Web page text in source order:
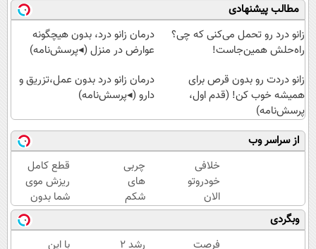
مطالب پیشنهادی
زانو درد رو تحمل می‌کنی که چی؟
راه‌حلش همین‌جاست!
درمان زانو درد، بدون هیچگونه
عوارض در منزل (◂پرسش‌نامه)
زانو دردت رو بدون قرص برای
همیشه خوب کن! (قدم اول،
پرسش‌نامه)
درمان زانو درد بدون عمل،تزریق و
دارو (◂پرسش‌نامه)
از سراسر وب
خلافی
خودروتو
الان
ببین، با
پلاک و
کد
چربی
های
شکم
پهلوت
رو
فراری
قطع کامل
ریزش موی
شما بدون
جراحی!
شامپوجلبک
تضمین
وبگردی
فرصت
رشد 2 با این